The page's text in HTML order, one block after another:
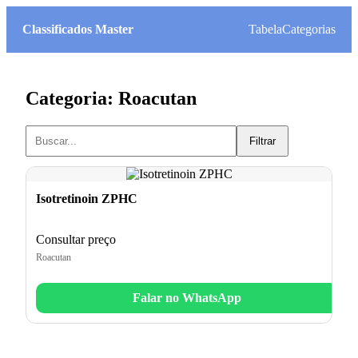
Classificados Master TabelaCategorias
Categoria: Roacutan
Filtrar
Isotretinoin ZPHC
Consultar preço
Roacutan
Falar no WhatsApp